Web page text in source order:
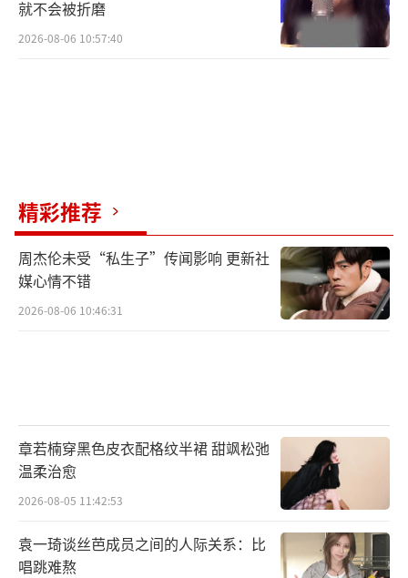
就不会被折磨
2026-08-06 10:57:40
精彩推荐
周杰伦未受“私生子”传闻影响 更新社
媒心情不错
2026-08-06 10:46:31
章若楠穿黑色皮衣配格纹半裙 甜飒松弛
温柔治愈
2026-08-05 11:42:53
袁一琦谈丝芭成员之间的人际关系：比
唱跳难熬